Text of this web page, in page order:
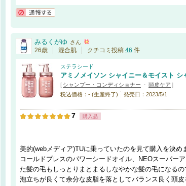
みるくがゆ さん
26歳 混合肌 クチコミ投稿 46 件
ステラシード
アミノメイソン シャイニー＆モイスト シ
[ シャンプー・コンディショナー ・ 頭皮ケア ]
税込価格：- (生産終了)
発売日：2023/5/1
7 購入品
美的(webメディア)TUに乗っていたのを見て購入を決め
コールドプレスのパワーシードオイル、NEOスーパー
た髪の毛もしっとりまとまるしなやかな髪の毛になるの
泡立ちが良くて余分な皮脂を落としてバランス良く頭